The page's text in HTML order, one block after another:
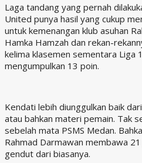
Laga tandang yang pernah
United punya hasil yang cukup
untuk kemenangan klub asuhan
Hamka Hamzah dan rekan-
kelima klasemen sementara Liga
mengumpulkan 13 poin.
Kendati lebih diunggulkan baik
atau bahkan materi pemain. Tak
sebelah mata PSMS Medan.
Rahmad Darmawan membawa
gendut dari biasanya.